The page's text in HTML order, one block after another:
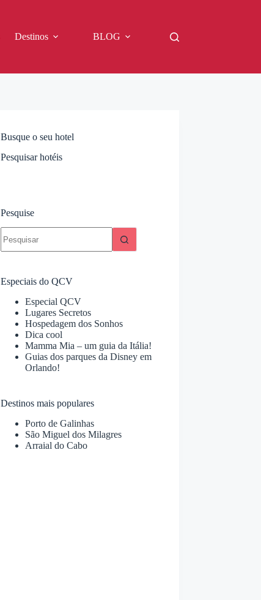
Destinos BLOG
Busque o seu hotel
Pesquisar hotéis
Pesquise
resultados
Especiais do QCV
Especial QCV
Lugares Secretos
Hospedagem dos Sonhos
Dica cool
Mamma Mia – um guia da Itália!
Guias dos parques da Disney em
Orlando!
Destinos mais populares
Porto de Galinhas
São Miguel dos Milagres
Arraial do Cabo